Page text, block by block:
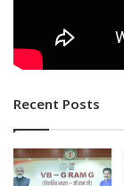
Recent Posts